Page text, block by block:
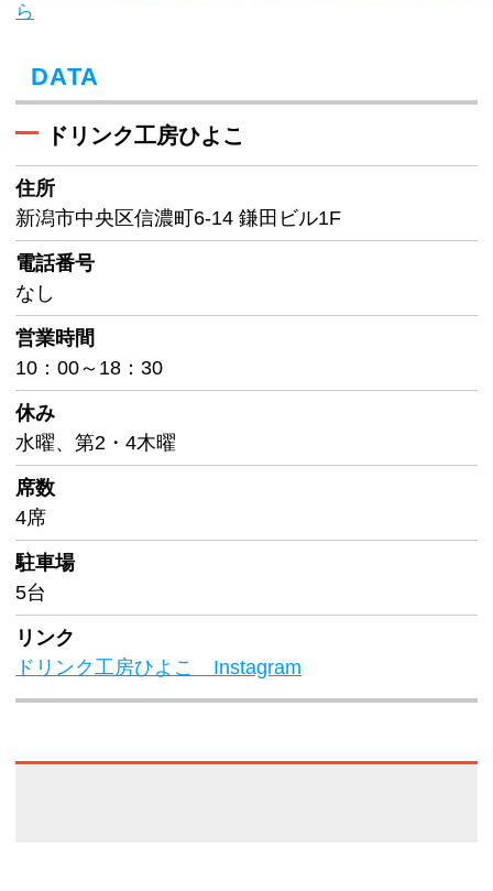
ら
DATA
ドリンク工房ひよこ
住所
新潟市中央区信濃町6-14 鎌田ビル1F
電話番号
なし
営業時間
10：00～18：30
休み
水曜、第2・4木曜
席数
4席
駐車場
5台
リンク
ドリンク工房ひよこ Instagram